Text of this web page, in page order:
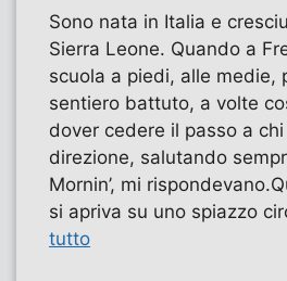
Sono nata in Italia e
Sierra Leone. Quando a
scuola a piedi, alle medie,
sentiero battuto, a volte
dover cedere il passo a chi
direzione, salutando
Mornin’, mi
si apriva su uno spiazzo
tutto